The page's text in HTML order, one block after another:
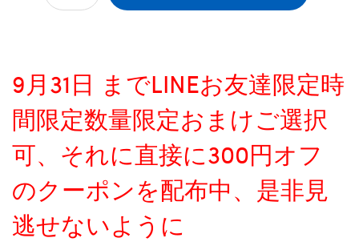
9月31日 までLINEお友達限定時
間限定数量限定おまけご選択
可、それに直接に300円オフ
のクーポンを配布中、是非見
逃せないように